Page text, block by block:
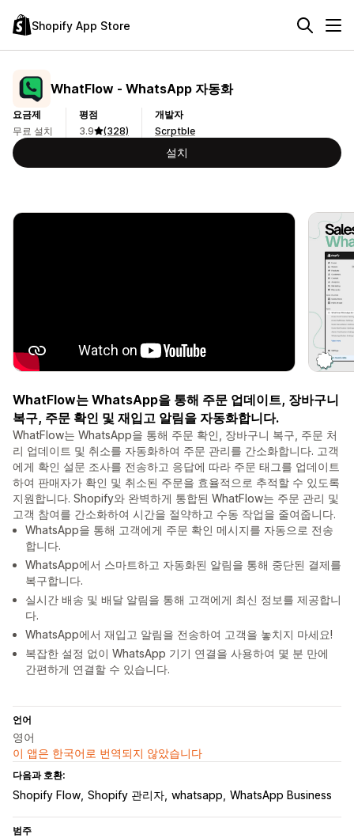
Shopify App Store
WhatFlow ‑ WhatsApp 자동화
요금제
무료 설치
평점
3.9
(328)
개발자
Scrptble
설치
WhatFlow는 WhatsApp을 통해 주문 업데이트, 장바구니
복구, 주문 확인 및 재입고 알림을 자동화합니다.
WhatFlow는 WhatsApp을 통해 주문 확인, 장바구니 복구, 주문 처
리 업데이트 및 취소를 자동화하여 주문 관리를 간소화합니다. 고객
에게 확인 설문 조사를 전송하고 응답에 따라 주문 태그를 업데이트
하여 판매자가 확인 및 취소된 주문을 효율적으로 추적할 수 있도록
지원합니다. Shopify와 완벽하게 통합된 WhatFlow는 주문 관리 및
고객 참여를 간소화하여 시간을 절약하고 수동 작업을 줄여줍니다.
WhatsApp을 통해 고객에게 주문 확인 메시지를 자동으로 전송
합니다.
WhatsApp에서 스마트하고 자동화된 알림을 통해 중단된 결제를
복구합니다.
실시간 배송 및 배달 알림을 통해 고객에게 최신 정보를 제공합니
다.
WhatsApp에서 재입고 알림을 전송하여 고객을 놓치지 마세요!
복잡한 설정 없이 WhatsApp 기기 연결을 사용하여 몇 분 만에
간편하게 연결할 수 있습니다.
언어
영어
이 앱은 한국어로 번역되지 않았습니다
다음과 호환:
Shopify Flow Shopify 관리자 whatsapp WhatsApp Business
범주